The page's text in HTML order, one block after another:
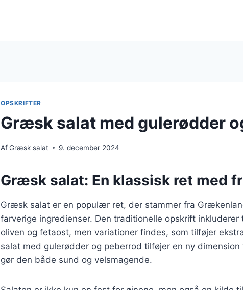
OPSKRIFTER
Græsk salat med gulerødder
AfGræsk salat 9. december 2024
Græsk salat: En klassisk ret med
Græsk salat er en populær ret, der stammer fra
farverige ingredienser. Den traditionelle opskrift inkluderer
oliven og fetaost, men variationer findes, som tilføjer
salat med gulerødder og peberrod tilføjer en ny
gør den både sund og velsmagende.